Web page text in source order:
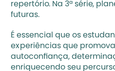
repertório. Na 3ª série,
futuras.
É essencial que os
experiências que
autoconfiança,
enriquecendo seu